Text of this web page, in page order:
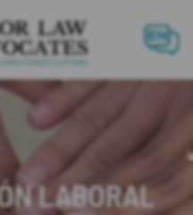
EN
LABORAL